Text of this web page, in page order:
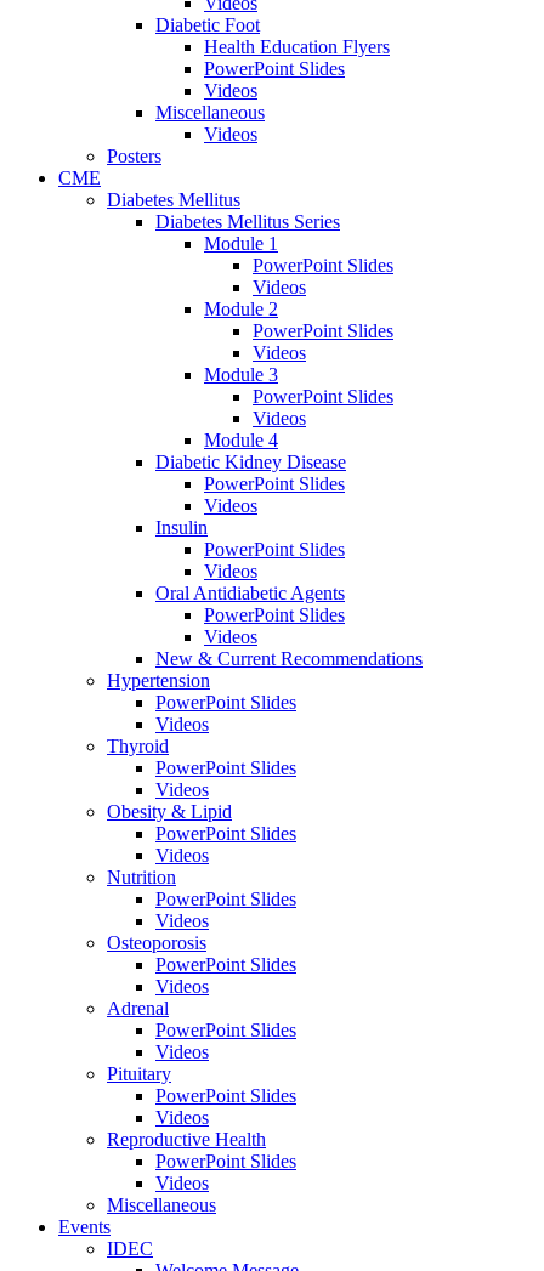
Diabetic Foot
Health Education Flyers
PowerPoint Slides
Videos
Miscellaneous
Videos
Posters
CME
Diabetes Mellitus
Diabetes Mellitus Series
Module 1
PowerPoint Slides
Videos
Module 2
PowerPoint Slides
Videos
Module 3
PowerPoint Slides
Videos
Module 4
Diabetic Kidney Disease
PowerPoint Slides
Videos
Insulin
PowerPoint Slides
Videos
Oral Antidiabetic Agents
PowerPoint Slides
Videos
New & Current Recommendations
Hypertension
PowerPoint Slides
Videos
Thyroid
PowerPoint Slides
Videos
Obesity & Lipid
PowerPoint Slides
Videos
Nutrition
PowerPoint Slides
Videos
Osteoporosis
PowerPoint Slides
Videos
Adrenal
PowerPoint Slides
Videos
Pituitary
PowerPoint Slides
Videos
Reproductive Health
PowerPoint Slides
Videos
Miscellaneous
Events
IDEC